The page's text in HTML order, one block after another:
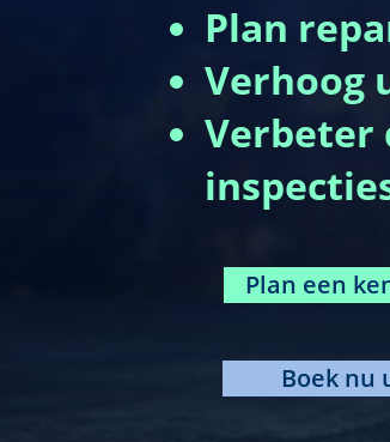
Plan een
Plan
Verhoog
Verbeter
Boek nu